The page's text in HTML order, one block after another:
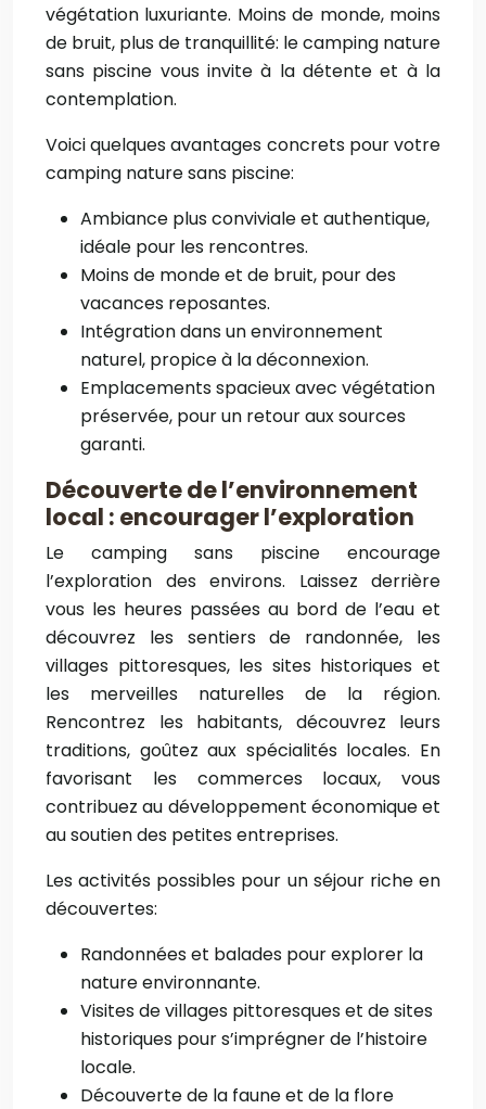
végétation luxuriante. Moins de monde, moins
de bruit, plus de tranquillité: le camping nature
sans piscine vous invite à la détente et à la
contemplation.
Voici quelques avantages concrets pour votre
camping nature sans piscine:
Ambiance plus conviviale et authentique,
idéale pour les rencontres.
Moins de monde et de bruit, pour des
vacances reposantes.
Intégration dans un environnement
naturel, propice à la déconnexion.
Emplacements spacieux avec végétation
préservée, pour un retour aux sources
garanti.
Découverte de l’environnement
local : encourager l’exploration
Le camping sans piscine encourage
l’exploration des environs. Laissez derrière
vous les heures passées au bord de l’eau et
découvrez les sentiers de randonnée, les
villages pittoresques, les sites historiques et
les merveilles naturelles de la région.
Rencontrez les habitants, découvrez leurs
traditions, goûtez aux spécialités locales. En
favorisant les commerces locaux, vous
contribuez au développement économique et
au soutien des petites entreprises.
Les activités possibles pour un séjour riche en
découvertes:
Randonnées et balades pour explorer la
nature environnante.
Visites de villages pittoresques et de sites
historiques pour s’imprégner de l’histoire
locale.
Découverte de la faune et de la flore